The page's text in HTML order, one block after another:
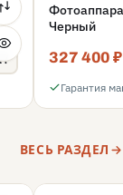
Черный
327 400 ₽
Гарантия
ВЕСЬ РАЗДЕЛ